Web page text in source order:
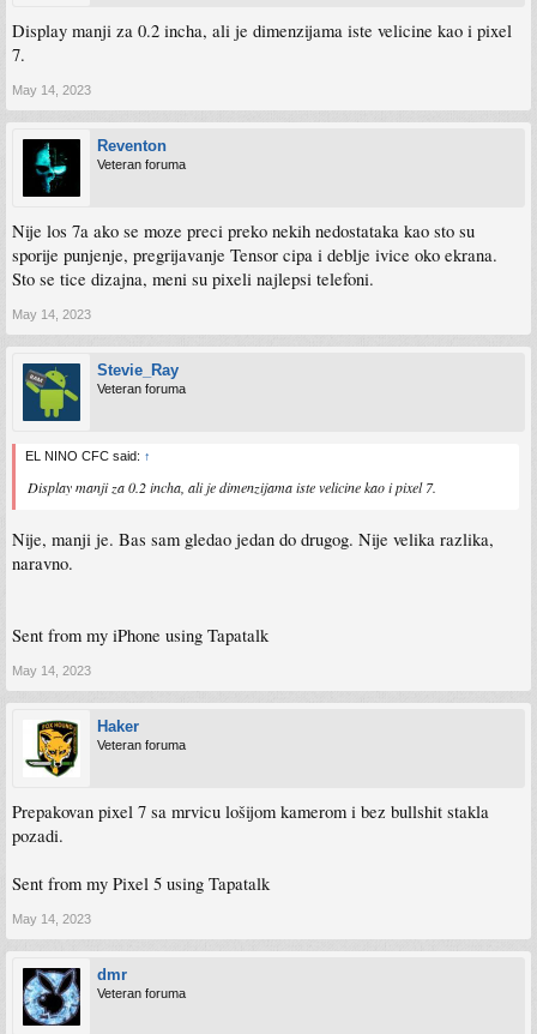
Display manji za 0.2 incha, ali je dimenzijama iste velicine kao i pixel
7.
May 14, 2023
Reventon
Veteran foruma
Nije los 7a ako se moze preci preko nekih nedostataka kao sto su
sporije punjenje, pregrijavanje Tensor cipa i deblje ivice oko ekrana.
Sto se tice dizajna, meni su pixeli najlepsi telefoni.
May 14, 2023
Stevie_Ray
Veteran foruma
EL NINO CFC said: ↑
Display manji za 0.2 incha, ali je dimenzijama iste velicine kao i pixel 7.
Nije, manji je. Bas sam gledao jedan do drugog. Nije velika razlika,
naravno.
Sent from my iPhone using Tapatalk
May 14, 2023
Haker
Veteran foruma
Prepakovan pixel 7 sa mrvicu lošijom kamerom i bez bullshit stakla
pozadi.
Sent from my Pixel 5 using Tapatalk
May 14, 2023
dmr
Veteran foruma